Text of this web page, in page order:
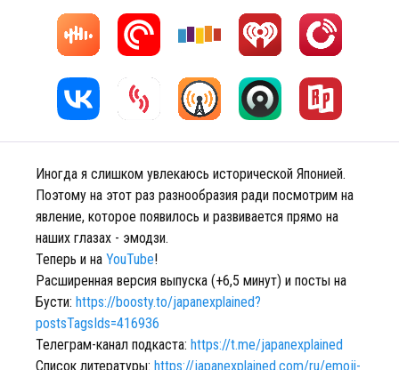
Иногда я слишком увлекаюсь исторической Японией.
Поэтому на этот раз разнообразия ради посмотрим на
явление, которое появилось и развивается прямо на
наших глазах - эмодзи.
Теперь и на YouTube!
Расширенная версия выпуска (+6,5 минут) и посты на
Бусти: https://boosty.to/japanexplained?
postsTagsIds=416936
Телеграм-канал подкаста: https://t.me/japanexplained
Список литературы: https://japanexplained.com/ru/emoji-